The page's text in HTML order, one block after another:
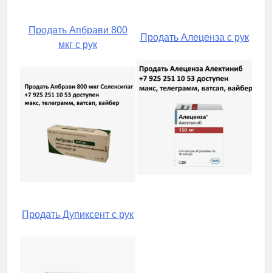
Продать Апбрави 800
мкг с рук
Продать Алеценза с рук
Продать Дупиксент с рук